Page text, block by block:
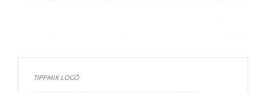
TIPPMIX LOGÓ